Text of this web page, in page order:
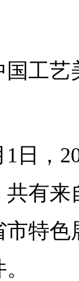
国工
1日，
有来
市特